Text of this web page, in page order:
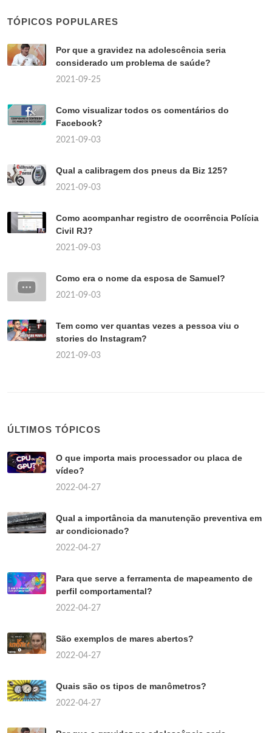
TÓPICOS POPULARES
Por que a gravidez na adolescência seria
considerado um problema de saúde?
2021-09-25
Como visualizar todos os comentários do
Facebook?
2021-09-03
Qual a calibragem dos pneus da Biz 125?
2021-09-03
Como acompanhar registro de ocorrência Polícia
Civil RJ?
2021-09-03
Como era o nome da esposa de Samuel?
2021-09-03
Tem como ver quantas vezes a pessoa viu o
stories do Instagram?
2021-09-03
ÚLTIMOS TÓPICOS
O que importa mais processador ou placa de
vídeo?
2022-04-27
Qual a importância da manutenção preventiva em
ar condicionado?
2022-04-27
Para que serve a ferramenta de mapeamento de
perfil comportamental?
2022-04-27
São exemplos de mares abertos?
2022-04-27
Quais são os tipos de manômetros?
2022-04-27